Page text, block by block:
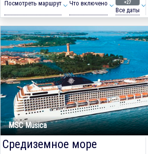
Посмотреть маршрут Что включено +27
Все даты
MSC Musica
Средиземное море